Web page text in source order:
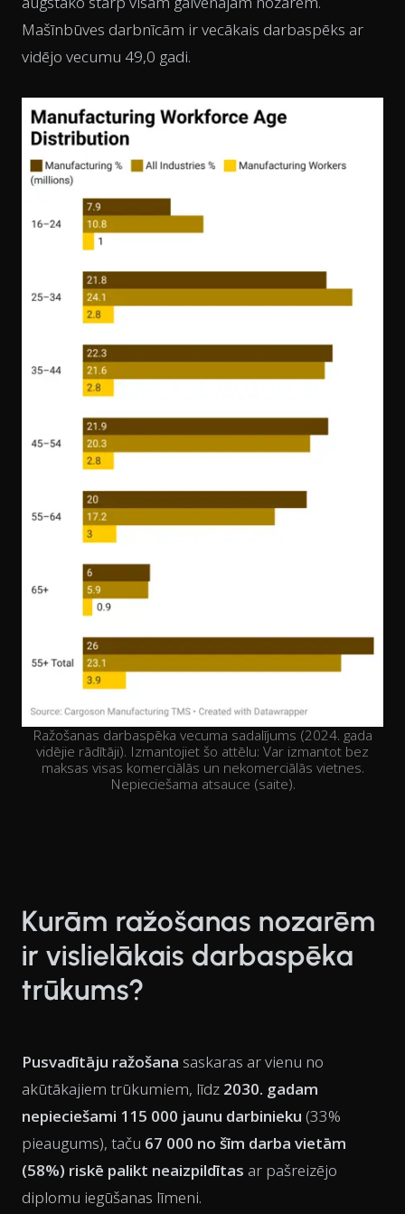
Mašīnbūves darbnīcām ir vecākais darbaspēks ar
vidējo vecumu 49,0 gadi.
Ražošanas darbaspēka vecuma sadalījums (2024. gada
vidējie rādītāji). Izmantojiet šo attēlu: Var izmantot bez
maksas visas komerciālās un nekomerciālās vietnes.
Nepieciešama atsauce (saite).
Kurām ražošanas nozarēm
ir vislielākais darbaspēka
trūkums?
Pusvadītāju ražošana saskaras ar vienu no
akūtākajiem trūkumiem, līdz 2030. gadam
nepieciešami 115 000 jaunu darbinieku (33%
pieaugums), taču 67 000 no šīm darba vietām
(58%) riskē palikt neaizpildītas ar pašreizējo
diplomu iegūšanas līmeni.